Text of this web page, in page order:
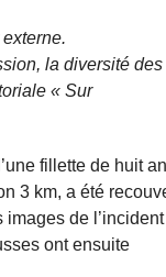
la diversité des
« Sur
fillette de huit
3 km, a été
de l’incident
ont ensuite